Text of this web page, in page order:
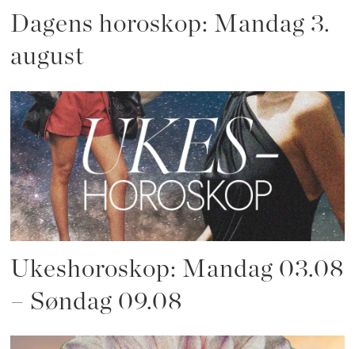
Dagens horoskop: Mandag 3.
august
Ukeshoroskop: Mandag 03.08
– Søndag 09.08